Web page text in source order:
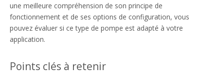
une meilleure compréhension de son principe de
fonctionnement et de ses options de configuration, vous
pouvez évaluer si ce type de pompe est adapté à votre
application.
Points clés à retenir